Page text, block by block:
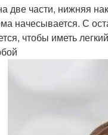
две части, нижняя
начесывается. С
чтобы иметь